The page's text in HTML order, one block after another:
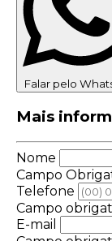
Falar pelo
Mais
Nome
Campo
Telefone
Campo
E-mail